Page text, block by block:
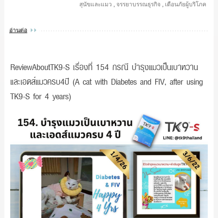
สุนัขและแมว
จรรยาบรรณธุรกิจ เตือนภัยผู้บริโภค
อ่านต่อ
ReviewAboutTK9-S เรื่องที่ 154 กรณี บำรุงแมวเป็นเบาหวาน
และเอดส์แมวครบ4ปี (A cat with Diabetes and FIV, after using
TK9-S for 4 years)